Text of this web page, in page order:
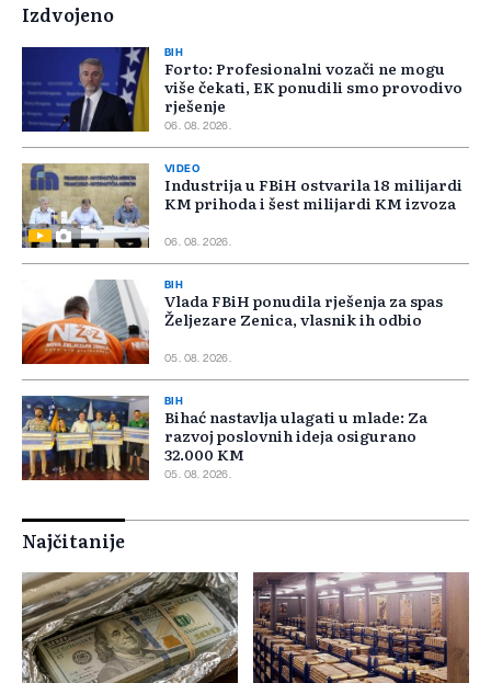
Izdvojeno
BIH
Forto: Profesionalni vozači ne mogu
više čekati, EK ponudili smo provodivo
rješenje
06. 08. 2026.
VIDEO
Industrija u FBiH ostvarila 18 milijardi
KM prihoda i šest milijardi KM izvoza
06. 08. 2026.
BIH
Vlada FBiH ponudila rješenja za spas
Željezare Zenica, vlasnik ih odbio
05. 08. 2026.
BIH
Bihać nastavlja ulagati u mlade: Za
razvoj poslovnih ideja osigurano
32.000 KM
05. 08. 2026.
Najčitanije